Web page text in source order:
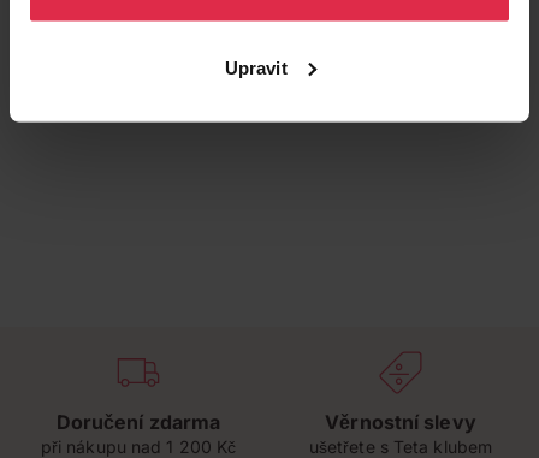
Upravit
Doručení zdarma
při nákupu nad 1 200 Kč
Věrnostní slevy
ušetřete s Teta klubem